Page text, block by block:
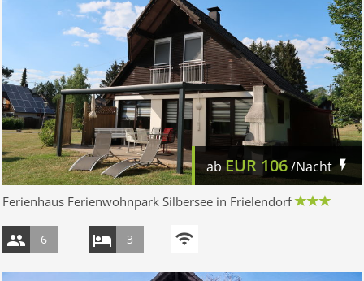
ab EUR 106/Nacht
Ferienhaus Ferienwohnpark Silbersee in Frielendorf
6 3